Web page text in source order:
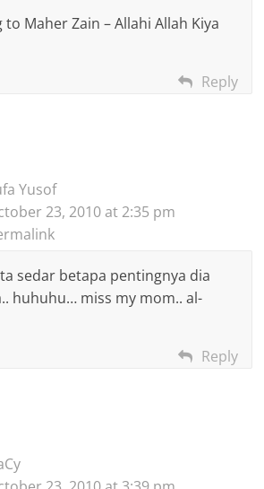
Maher Zain – Allahi Allah Kiya
Reply
Yusof
23, 2010 at 2:35 pm
sedar betapa pentingnya dia
huhuhu… miss my mom.. al-
Reply